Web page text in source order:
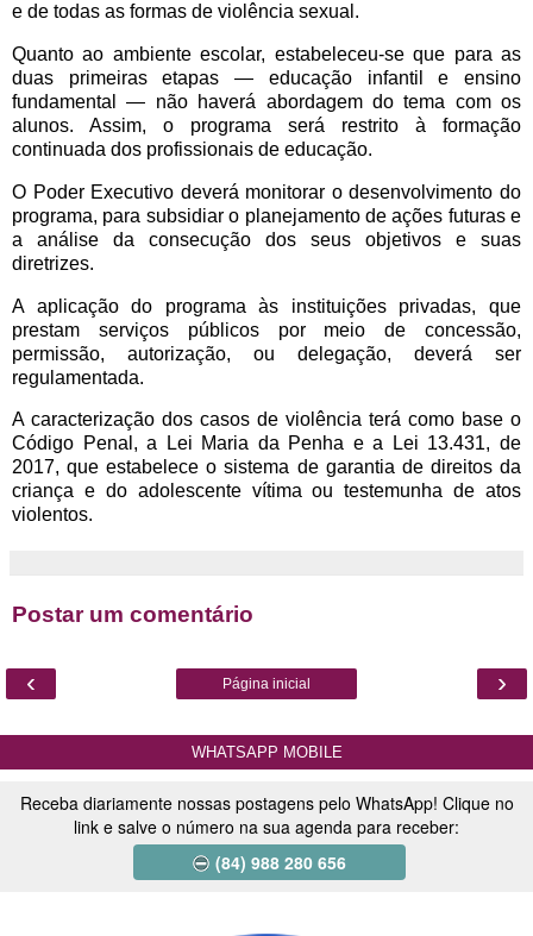
e de todas as formas de violência sexual.
Quanto ao ambiente escolar, estabeleceu-se que para as
duas primeiras etapas — educação infantil e ensino
fundamental — não haverá abordagem do tema com os
alunos. Assim, o programa será restrito à formação
continuada dos profissionais de educação.
O Poder Executivo deverá monitorar o desenvolvimento do
programa, para subsidiar o planejamento de ações futuras e
a análise da consecução dos seus objetivos e suas
diretrizes.
A aplicação do programa às instituições privadas, que
prestam serviços públicos por meio de concessão,
permissão, autorização, ou delegação, deverá ser
regulamentada.
A caracterização dos casos de violência terá como base o
Código Penal, a Lei Maria da Penha e a Lei 13.431, de
2017, que estabelece o sistema de garantia de direitos da
criança e do adolescente vítima ou testemunha de atos
violentos.
Postar um comentário
‹ ›
Página inicial
WHATSAPP MOBILE
Receba diariamente nossas postagens pelo WhatsApp! Clique no
link e salve o número na sua agenda para receber:
(84) 988 280 656